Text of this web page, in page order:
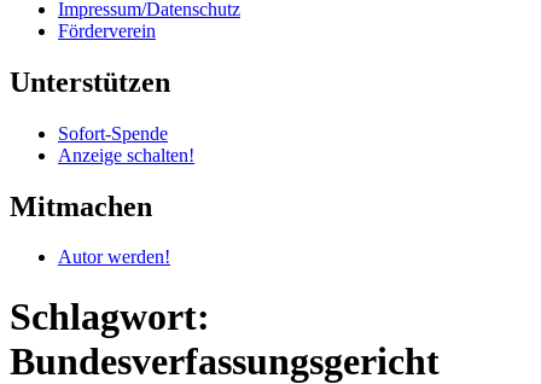
Impressum/Datenschutz
Förderverein
Unterstützen
Sofort-Spende
Anzeige schalten!
Mitmachen
Autor werden!
Schlagwort:
Bundesverfassungsgericht